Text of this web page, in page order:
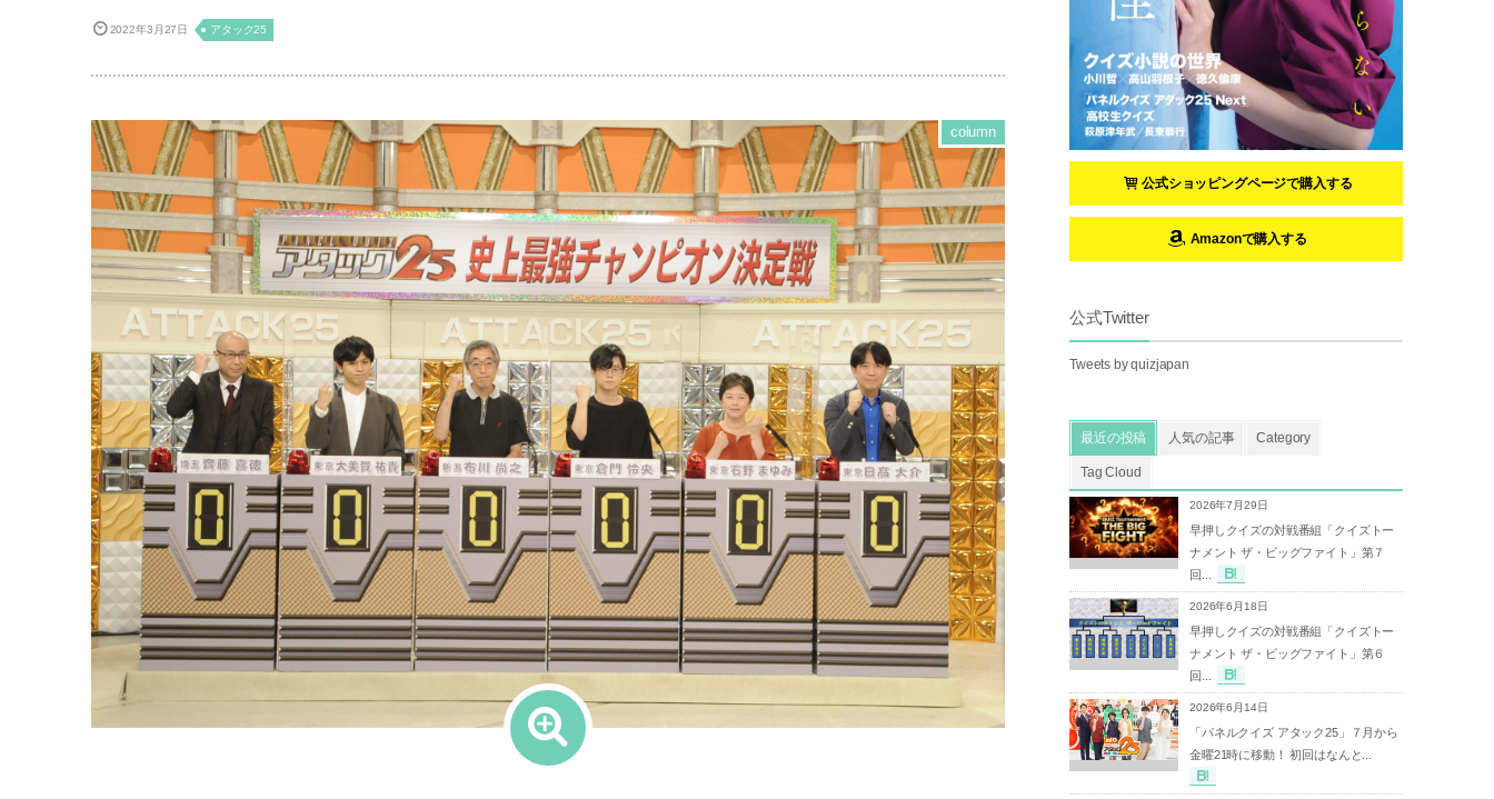
2022年3月27日 アタック25
column
公式ショッピングページで購入する
Amazonで購入する
公式Twitter
Tweets by quizjapan
最近の投稿 人気の記事 Category
Tag Cloud
2026年7月29日
早押しクイズの対戦番組「クイズトー
ナメント ザ・ビッグファイト」第７
回...
2026年6月18日
早押しクイズの対戦番組「クイズトー
ナメント ザ・ビッグファイト」第６
回...
2026年6月14日
「パネルクイズ アタック25」７月から
金曜21時に移動！ 初回はなんと...